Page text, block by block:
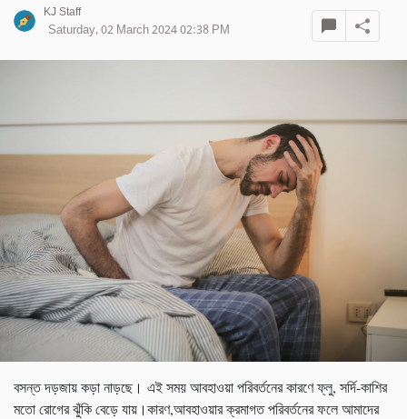
KJ Staff
Saturday, 02 March 2024 02:38 PM
বসন্ত দড়জায় কড়া নাড়ছে। এই সময় আবহাওয়া পরিবর্তনের কারণে ফ্লু, সর্দি-কাশির
মতো রোগের ঝুঁকি বেড়ে যায়।কারণ,আবহাওয়ার ক্রমাগত পরিবর্তনের ফলে আমাদের